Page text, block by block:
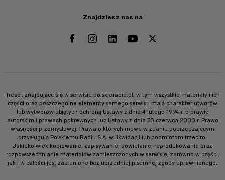
Znajdziesz nas na
Treści, znajdujące się w serwisie polskieradio.pl, w tym wszystkie materiały i ich
części oraz poszczególne elementy samego serwisu mają charakter utworów
lub wytworów objętych ochroną Ustawy z dnia 4 lutego 1994 r. o prawie
autorskim i prawach pokrewnych lub Ustawy z dnia 30 czerwca 2000 r. Prawo
własności przemysłowej. Prawa o których mowa w zdaniu poprzedzającym
przysługują Polskiemu Radiu S.A. w likwidacji lub podmiotom trzecim.
Jakiekolwiek kopiowanie, zapisywanie, powielanie, reprodukowanie oraz
rozpowszechnianie materiałów zamieszczonych w serwisie, zarówno w części,
jak i w całości jest zabronione bez uprzedniej pisemnej zgody uprawnionego.